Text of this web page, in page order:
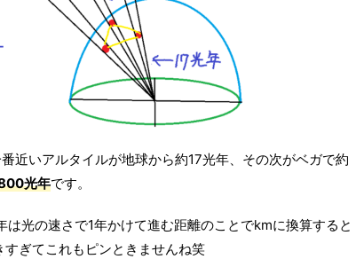
近いアルタイルが地球から約17光年、その次がベガで約
光年です。
は光の速さで1年かけて進む距離のことでkmに換算すると
ぎてこれもピンときませんね笑